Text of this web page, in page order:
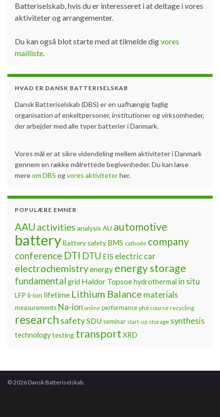
Batteriselskab, hvis du er interesseret i at deltage i vores
aktiviteter og arrangementer.
Du kan også blot starte med at tilmelde digvores
mailliste
HVAD ER DANSK BATTERISELSKAB
Dansk Batteriselskab (DBS) er en uafhængig faglig
organisation af enkeltpersoner, institutioner og virksomheder,
der arbejder med alle typer batterier i Danmark.
Vores mål er at sikre videndeling mellem aktiviteter i Danmark
gennem en række målrettede begivenheder. Du kan læse
mereom DBS ogvores aktiviteterher.
POPULÆRE EMNER
AAU activities analysis AU automotive
batteryBattery safety BMS cathode company
conference DTI DTU EIS electric car
electrochemistryenergy energy storage
fundamental grid Haldor Topsoehydrothermal in situ
LFP li-ion lifetime Lithium Balance materials
measurements Na-ion online performance phd course recycling
research safetySDU seminar start-up storage synthesis
technologytesting transport XRD
© 2026 Dansk Batteriselskab.